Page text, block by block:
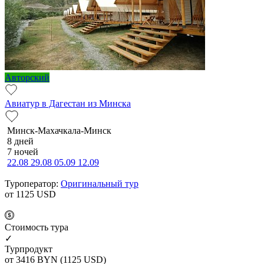
Авторский
Авиатур в Дагестан из Минска
Минск-Махачкала-Минск
8 дней
7 ночей
22.08 29.08 05.09 12.09
Туроператор: Оригинальный тур
от 1125 USD
Cтоимость тура
✓
Турпродукт
от 3416 BYN (1125 USD)